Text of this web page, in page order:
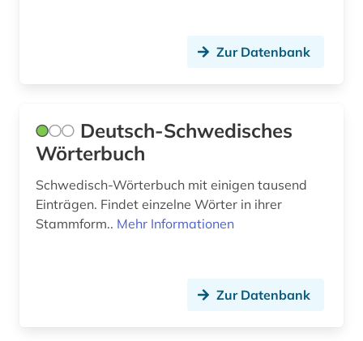
Zur Datenbank
Deutsch-Schwedisches
Wörterbuch
Schwedisch-Wörterbuch mit einigen tausend
Einträgen. Findet einzelne Wörter in ihrer
Stammform.. Mehr Informationen
Zur Datenbank